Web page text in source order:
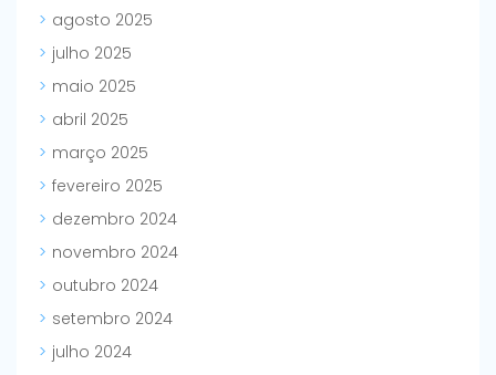
agosto 2025
julho 2025
maio 2025
abril 2025
março 2025
fevereiro 2025
dezembro 2024
novembro 2024
outubro 2024
setembro 2024
julho 2024